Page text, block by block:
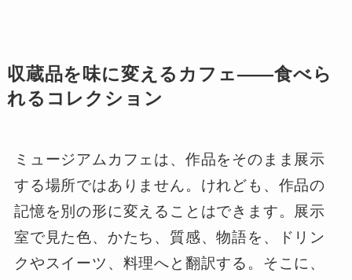
収蔵品を味に変えるカフェ――食べら
れるコレクション
ミュージアムカフェは、作品をそのまま展示
する場所ではありません。けれども、作品の
記憶を別の形に変えることはできます。展示
室で見た色、かたち、質感、物語を、ドリン
クやスイーツ、料理へと翻訳する。そこに、